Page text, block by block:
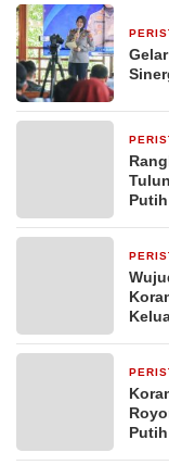
Putih